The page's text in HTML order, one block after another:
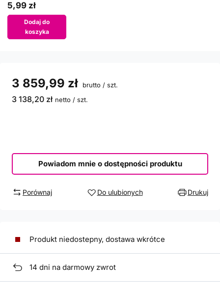
5,99 zł
Dodaj do
koszyka
3 859,99 zł brutto / szt.
3 138,20 zł netto / szt.
Powiadom mnie o dostępności produktu
Porównaj Do ulubionych Drukuj
Produkt niedostepny, dostawa wkrótce
14 dni na darmowy zwrot